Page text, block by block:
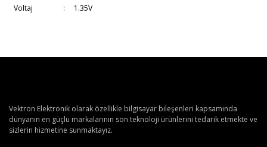
Voltaj : 1.35V
Vektron Elektronik olarak özellikle bilgisayar bileşenleri kapsamında
dünyanın en güçlü markalarının son teknoloji ürünlerini tedarik etmekte ve
sizlerin hizmetine sunmaktayız.